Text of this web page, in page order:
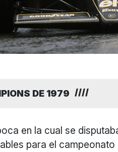
DE 1979
en la cual se
para el